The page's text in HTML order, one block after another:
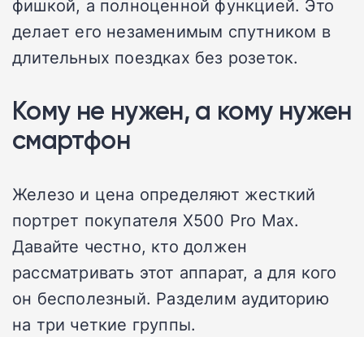
фишкой, а полноценной функцией. Это
делает его незаменимым спутником в
длительных поездках без розеток.
Кому не нужен, а кому нужен
смартфон
Железо и цена определяют жесткий
портрет покупателя X500 Pro Max.
Давайте честно, кто должен
рассматривать этот аппарат, а для кого
он бесполезный. Разделим аудиторию
на три четкие группы.